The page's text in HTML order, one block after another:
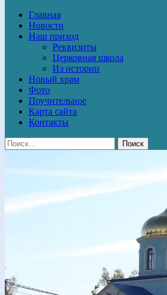
Главная
Новости
Наш приход
Реквизиты
Церковная школа
Из истории
Новый храм
Фото
Поучительное
Карта сайта
Контакты